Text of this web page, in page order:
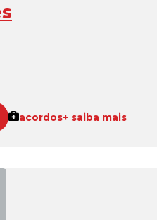
acordos+ saiba mais